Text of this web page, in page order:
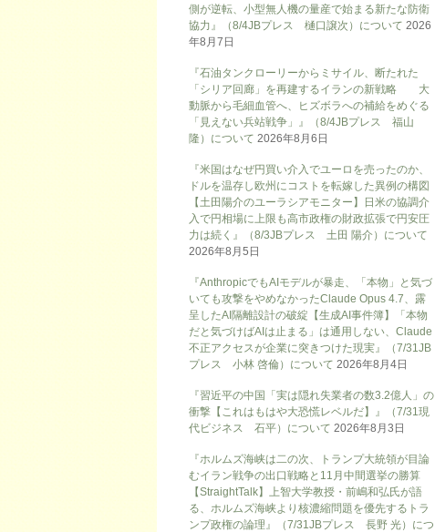
側が逆転、小型無人機の量産で始まる新たな防衛
協力』（8/4JBプレス 樋口譲次）について 2026
年8月7日
『石油タンクローリーからミサイル、断たれた
「シリア回廊」を再建するイランの新戦略 大
動脈から毛細血管へ、ヒズボラへの補給をめぐる
「見えない兵站戦争」』（8/4JBプレス 福山
隆）について 2026年8月6日
『米国はなぜ円買い介入でユーロを売ったのか、
ドルを温存し欧州にコストを転嫁した異例の構図
【土田陽介のユーラシアモニター】日米の協調介
入で円相場に上限も高市政権の財政拡張で円安圧
力は続く』（8/3JBプレス 土田 陽介）について
2026年8月5日
『AnthropicでもAIモデルが暴走、「本物」と気づ
いても攻撃をやめなかったClaude Opus 4.7、露
呈したAI隔離設計の破綻【生成AI事件簿】「本物
だと気づけばAIは止まる」は通用しない、Claude
不正アクセスが企業に突きつけた現実』（7/31JB
プレス 小林 啓倫）について 2026年8月4日
『習近平の中国「実は隠れ失業者の数3.2億人」の
衝撃【これはもはや大恐慌レベルだ】』（7/31現
代ビジネス 石平）について 2026年8月3日
『ホルムズ海峡は二の次、トランプ大統領が目論
むイラン戦争の出口戦略と11月中間選挙の勝算
【StraightTalk】上智大学教授・前嶋和弘氏が語
る、ホルムズ海峡より核濃縮問題を優先するトラ
ンプ政権の論理』（7/31JBプレス 長野 光）につ